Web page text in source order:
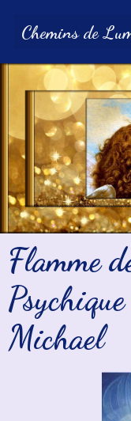
Chemins de
Flamme
Michael